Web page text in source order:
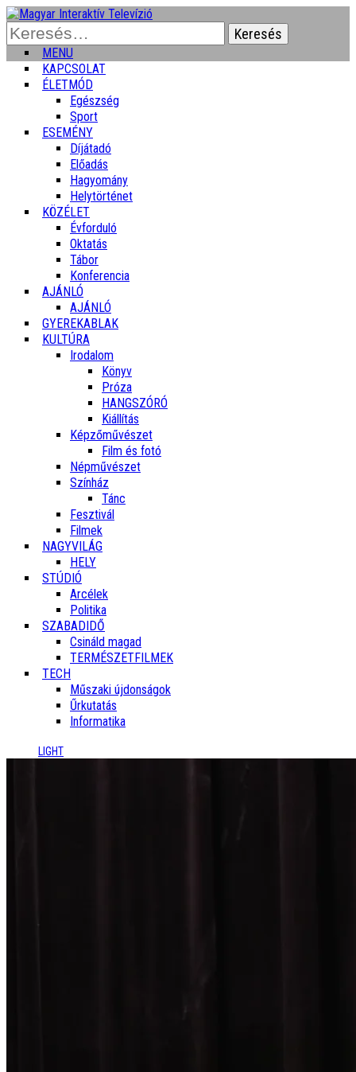
Keresés:
MENU
KAPCSOLAT
ÉLETMÓD
Egészség
Sport
ESEMÉNY
Díjátadó
Előadás
Hagyomány
Helytörténet
KÖZÉLET
Évforduló
Oktatás
Tábor
Konferencia
AJÁNLÓ
AJÁNLÓ
GYEREKABLAK
KULTÚRA
Irodalom
Könyv
Próza
HANGSZÓRÓ
Kiállítás
Képzőművészet
Film és fotó
Népművészet
Színház
Tánc
Fesztivál
Filmek
NAGYVILÁG
HELY
STÚDIÓ
Arcélek
Politika
SZABADIDŐ
Csináld magad
TERMÉSZETFILMEK
TECH
Műszaki újdonságok
Űrkutatás
Informatika
LIGHT